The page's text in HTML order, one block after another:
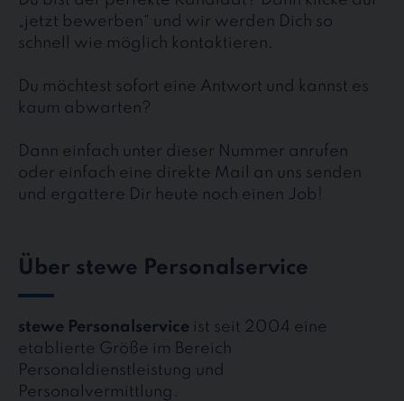
„jetzt bewerben“ und wir werden Dich so
schnell wie möglich kontaktieren.
Du möchtest sofort eine Antwort und kannst es
kaum abwarten?
Dann einfach unter dieser Nummer anrufen
oder einfach eine direkte Mail an uns senden
und ergattere Dir heute noch einen Job!
Über stewe Personalservice
stewe Personalservice ist seit 2004 eine
etablierte Größe im Bereich
Personaldienstleistung und
Personalvermittlung.